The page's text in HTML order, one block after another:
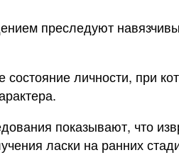
преследуют
состояние личности, при
показывают, что
ласки на ранних